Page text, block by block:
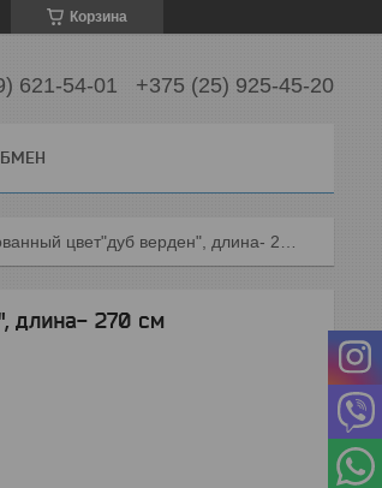
Корзина
621-54-01 +375 (25) 925-45-20
длина- 270 см